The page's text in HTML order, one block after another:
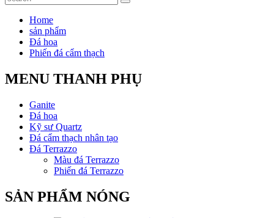
Home
sản phẩm
Đá hoa
Phiến đá cẩm thạch
MENU THANH PHỤ
Ganite
Đá hoa
Kỹ sư Quartz
Đá cẩm thạch nhân tạo
Đá Terrazzo
Màu đá Terrazzo
Phiến đá Terrazzo
SẢN PHẨM NÓNG